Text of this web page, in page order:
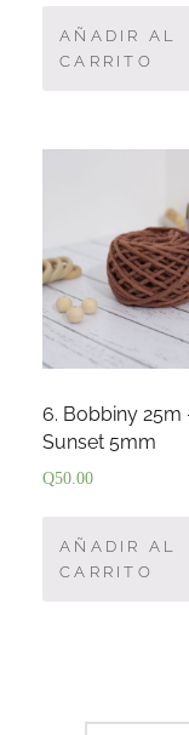
AÑADIR AL
CARRITO
6. Bobbiny 25m
Sunset 5mm
Q50.00
AÑADIR AL
CARRITO